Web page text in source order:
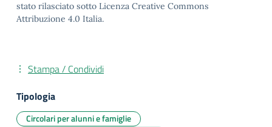
stato rilasciato sotto Licenza Creative Commons
Attribuzione 4.0 Italia.
Stampa / Condividi
Tipologia
Circolari per alunni e famiglie